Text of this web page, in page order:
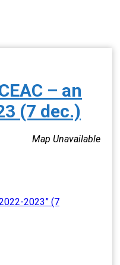
– an
(7 dec.)
Map Unavailable
2023” (7